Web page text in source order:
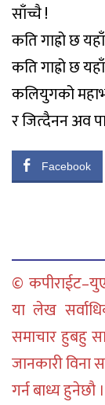
साँच्चै !
कति गाह्रो छ
कति गाह्रो छ
कलियुगको
र जित्दैनन अव
Facebook
©
या लेख
समाचार हुबहु
जानकारी विना
गर्न बाध्य हुनेछौ ।